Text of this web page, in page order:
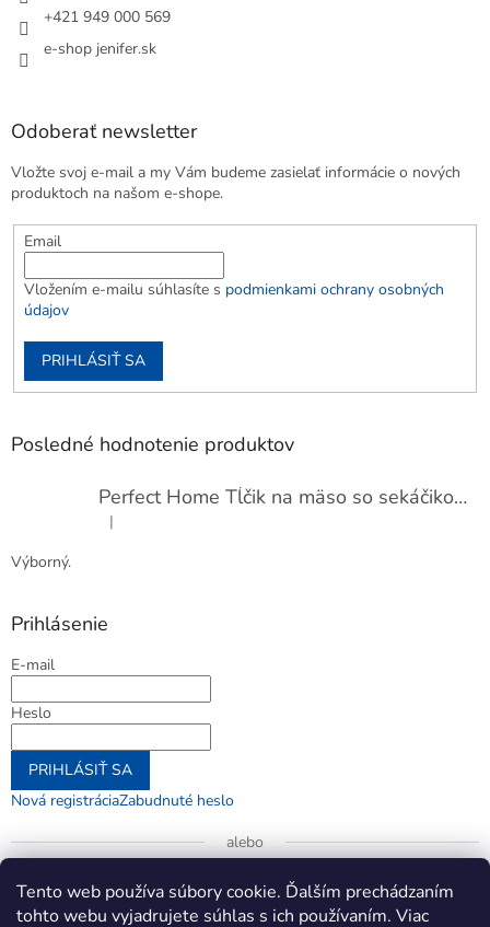
Tento web používa súbory cookie. Ďalším prechádzaním
tohto webu vyjadrujete súhlas s ich používaním. Viac
+421 949 000 569
e-shop jenifer.sk
Odoberať newsletter
Vložte svoj e-mail a my Vám budeme zasielať informácie o nových
produktoch na našom e-shope.
Email
Vložením e-mailu súhlasíte s podmienkami ochrany osobných
údajov
PRIHLÁSIŤ SA
Posledné hodnotenie produktov
Perfect Home Tĺčik na mäso so sekáčikom, 56893
Hodnotenie produktu je 5 z 5 hviezdičiek.
|
Výborný.
Prihlásenie
E-mail
Heslo
PRIHLÁSIŤ SA
Nová registráciaZabudnuté heslo
alebo
Prihlásiť sa cez Google